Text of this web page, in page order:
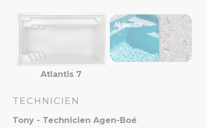
Atlantis 7
TECHNICIEN
Tony - Technicien Agen-Boé